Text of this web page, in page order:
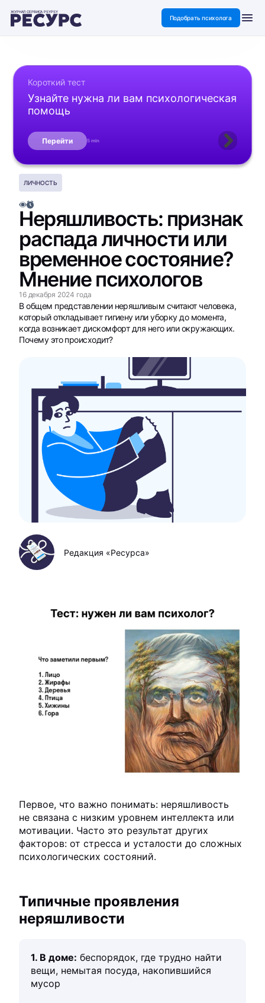
ЖУРНАЛ СЕРВИСА PSYPSY
Подобрать психолога
Короткий тест
Узнайте нужна ли вам психологическая
помощь
Перейти 5 min
ЛИЧНОСТЬ
Неряшливость: признак
распада личности или
временное состояние?
Мнение психологов
16 декабря 2024 года
В общем представлении неряшливым считают человека,
который откладывает гигиену или уборку до момента,
когда возникает дискомфорт для него или окружающих.
Почему это происходит?
Редакция «Ресурса»
Первое, что важно понимать: неряшливость
не связана с низким уровнем интеллекта или
мотивации. Часто это результат других
факторов: от стресса и усталости до сложных
психологических состояний.
Типичные проявления
неряшливости
1. В доме: беспорядок, где трудно найти
вещи, немытая посуда, накопившийся
мусор